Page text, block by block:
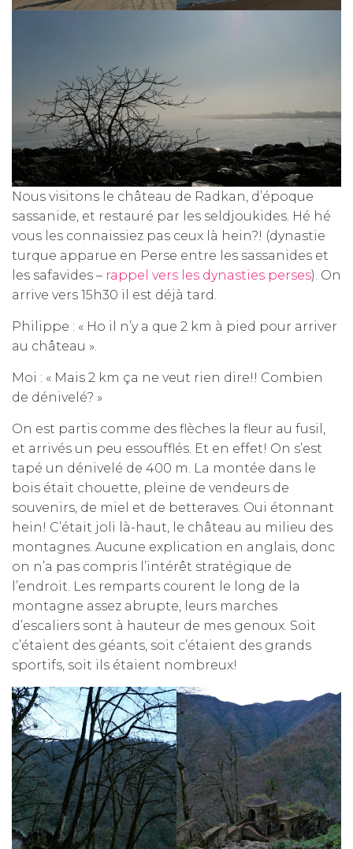
Nous visitons le château de Radkan, d’époque
sassanide, et restauré par les seldjoukides. Hé hé
vous les connaissiez pas ceux là hein?! (dynastie
turque apparue en Perse entre les sassanides et
les safavides – rappel vers les dynasties perses). On
arrive vers 15h30 il est déjà tard.
Philippe : « Ho il n’y a que 2 km à pied pour arriver
au château ».
Moi : « Mais 2 km ça ne veut rien dire!! Combien
de dénivelé? »
On est partis comme des flèches la fleur au fusil,
et arrivés un peu essoufflés. Et en effet! On s’est
tapé un dénivelé de 400 m. La montée dans le
bois était chouette, pleine de vendeurs de
souvenirs, de miel et de betteraves. Oui étonnant
hein! C’était joli là-haut, le château au milieu des
montagnes. Aucune explication en anglais, donc
on n’a pas compris l’intérêt stratégique de
l’endroit. Les remparts courent le long de la
montagne assez abrupte, leurs marches
d’escaliers sont à hauteur de mes genoux. Soit
c’étaient des géants, soit c’étaient des grands
sportifs, soit ils étaient nombreux!